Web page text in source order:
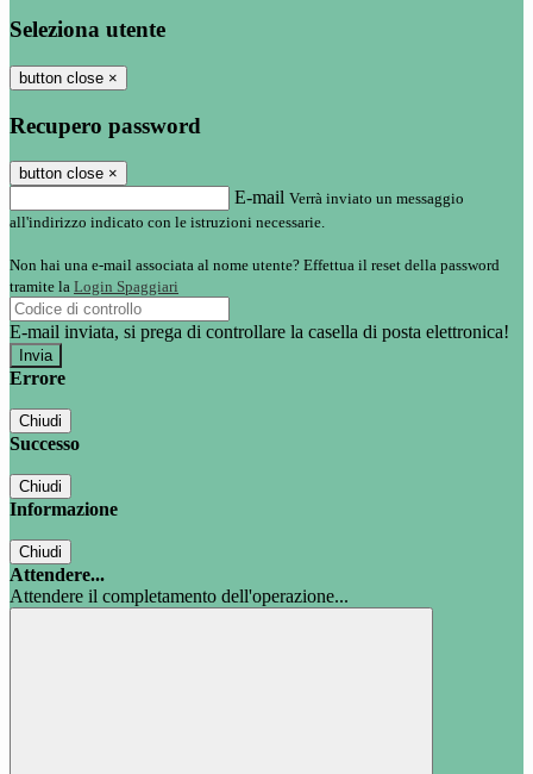
Seleziona utente
button close ×
Recupero password
button close ×
E-mail Verrà inviato un messaggio
all'indirizzo indicato con le istruzioni necessarie.
Non hai una e-mail associata al nome utente? Effettua il reset della password
tramite la Login Spaggiari
E-mail inviata, si prega di controllare la casella di posta elettronica!
Errore
Chiudi
Successo
Chiudi
Informazione
Chiudi
Attendere...
Attendere il completamento dell'operazione...